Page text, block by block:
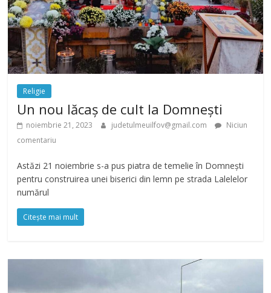
Religie
Un nou lăcaș de cult la Domnești
noiembrie 21, 2023 judetulmeuilfov@gmail.com
Niciun
comentariu
Astăzi 21 noiembrie s-a pus piatra de temelie în Domnești
pentru construirea unei biserici din lemn pe strada Lalelelor
numărul
Citește mai mult